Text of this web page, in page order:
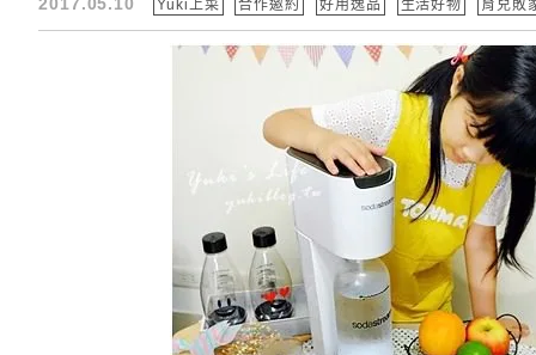
2017.05.10 Yuki上菜 合作邀約 好用逸品 生活好物 育兒敗